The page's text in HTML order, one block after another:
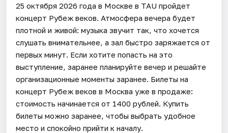
25 октября 2026 года в Москве в TAU пройдет
концерт Рубеж веков. Атмосфера вечера будет
плотной и живой: музыка звучит так, что хочется
слушать внимательнее, а зал быстро заряжается от
первых минут. Если хотите попасть на это
выступление, заранее планируйте вечер и решайте
организационные моменты заранее. Билеты на
концерт Рубеж веков в Москва уже в продаже:
стоимость начинается от 1400 рублей. Купить
билеты можно заранее, чтобы выбрать удобное
место и спокойно прийти к началу.